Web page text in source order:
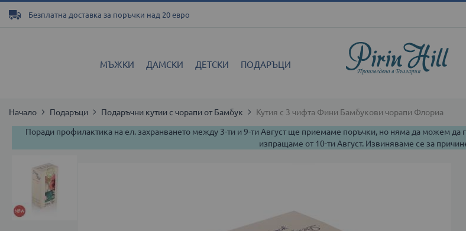
Безплатна доставка за поръчки над 20 евро
МЪЖКИ ДАМСКИ ДЕТСКИ ПОДАРЪЦИ
Начало Подаръци Подаръчни кутии с чорапи от Бамбук Кутия с 3 чифта Фини Бамбукови чорапи Флориа
Поради профилактика на ел. захранването между 3-ти и 9-ти Август ще приемаме поръчки, но няма да можем
изпращаме от 10-ти Август. Извиняваме се за
галерията
на